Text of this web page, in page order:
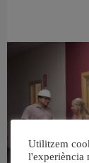
Utilitzem
l'experiència